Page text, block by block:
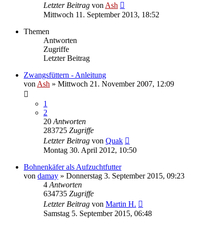
Letzter Beitrag von Ash
Mittwoch 11. September 2013, 18:52
Themen
Antworten
Zugriffe
Letzter Beitrag
Zwangsfüttern - Anleitung
von Ash » Mittwoch 21. November 2007, 12:09
1
2
20 Antworten
283725 Zugriffe
Letzter Beitrag von Quak
Montag 30. April 2012, 10:50
Bohnenkäfer als Aufzuchtfutter
von damay » Donnerstag 3. September 2015, 09:23
4 Antworten
634735 Zugriffe
Letzter Beitrag von Martin H.
Samstag 5. September 2015, 06:48